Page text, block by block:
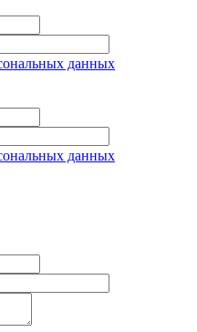
данных
данных